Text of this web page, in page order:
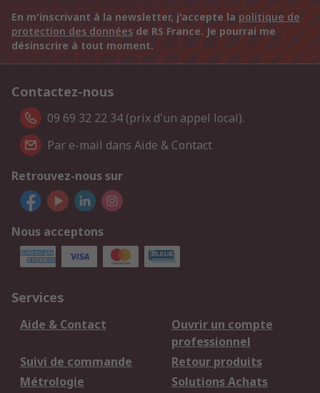
En m'inscrivant à la newsletter, j'accepte la politique de
protection des données de RS France. Je pourrai me
désinscrire à tout moment.
Contactez-nous
09 69 32 22 34 (prix d'un appel local).
Par e-mail dans Aide & Contact
Retrouvez-nous sur
Nous acceptons
Services
Aide & Contact
Ouvrir un compte
professionnel
Suivi de commande
Retour produits
Métrologie
Solutions Achats